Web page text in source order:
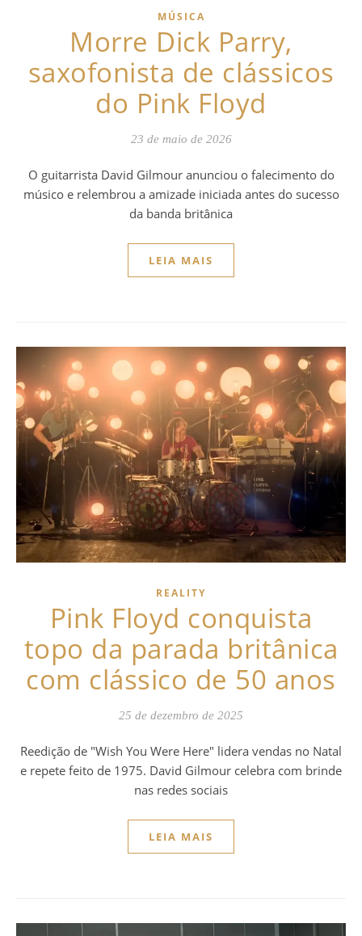
MÚSICA
Morre Dick Parry,
saxofonista de clássicos
do Pink Floyd
23 de maio de 2026
O guitarrista David Gilmour anunciou o falecimento do
músico e relembrou a amizade iniciada antes do sucesso
da banda britânica
LEIA MAIS
REALITY
Pink Floyd conquista
topo da parada britânica
com clássico de 50 anos
25 de dezembro de 2025
Reedição de "Wish You Were Here" lidera vendas no Natal
e repete feito de 1975. David Gilmour celebra com brinde
nas redes sociais
LEIA MAIS